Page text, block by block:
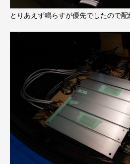
とりあえず鳴らすが優先でしたので配